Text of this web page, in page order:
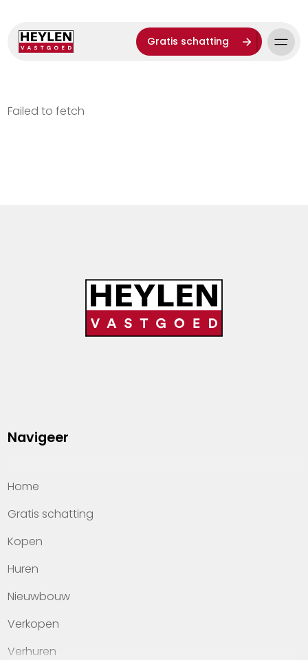
Gratis schatting
Failed to fetch
Navigeer
Home
Gratis schatting
Kopen
Huren
Nieuwbouw
Verkopen
Verhuren